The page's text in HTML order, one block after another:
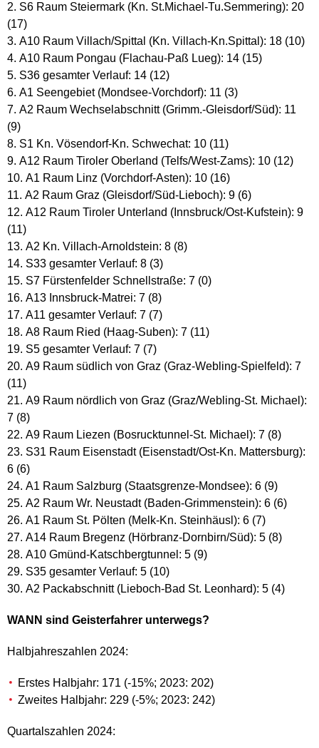
S6 Raum Steiermark (Kn. St.Michael-Tu.Semmering): 20
(17)
A10 Raum Villach/Spittal (Kn. Villach-Kn.Spittal): 18 (10)
A10 Raum Pongau (Flachau-Paß Lueg): 14 (15)
S36 gesamter Verlauf: 14 (12)
A1 Seengebiet (Mondsee-Vorchdorf): 11 (3)
A2 Raum Wechselabschnitt (Grimm.-Gleisdorf/Süd): 11
(9)
S1 Kn. Vösendorf-Kn. Schwechat: 10 (11)
A12 Raum Tiroler Oberland (Telfs/West-Zams): 10 (12)
A1 Raum Linz (Vorchdorf-Asten): 10 (16)
A2 Raum Graz (Gleisdorf/Süd-Lieboch): 9 (6)
A12 Raum Tiroler Unterland (Innsbruck/Ost-Kufstein): 9
(11)
A2 Kn. Villach-Arnoldstein: 8 (8)
S33 gesamter Verlauf: 8 (3)
S7 Fürstenfelder Schnellstraße: 7 (0)
A13 Innsbruck-Matrei: 7 (8)
A11 gesamter Verlauf: 7 (7)
A8 Raum Ried (Haag-Suben): 7 (11)
S5 gesamter Verlauf: 7 (7)
A9 Raum südlich von Graz (Graz-Webling-Spielfeld): 7
(11)
A9 Raum nördlich von Graz (Graz/Webling-St. Michael):
7 (8)
A9 Raum Liezen (Bosrucktunnel-St. Michael): 7 (8)
S31 Raum Eisenstadt (Eisenstadt/Ost-Kn. Mattersburg):
6 (6)
A1 Raum Salzburg (Staatsgrenze-Mondsee): 6 (9)
A2 Raum Wr. Neustadt (Baden-Grimmenstein): 6 (6)
A1 Raum St. Pölten (Melk-Kn. Steinhäusl): 6 (7)
A14 Raum Bregenz (Hörbranz-Dornbirn/Süd): 5 (8)
A10 Gmünd-Katschbergtunnel: 5 (9)
S35 gesamter Verlauf: 5 (10)
A2 Packabschnitt (Lieboch-Bad St. Leonhard): 5 (4)
WANN sind Geisterfahrer unterwegs?
Halbjahreszahlen 2024:
Erstes Halbjahr: 171 (-15%; 2023: 202)
Zweites Halbjahr: 229 (-5%; 2023: 242)
Quartalszahlen 2024: